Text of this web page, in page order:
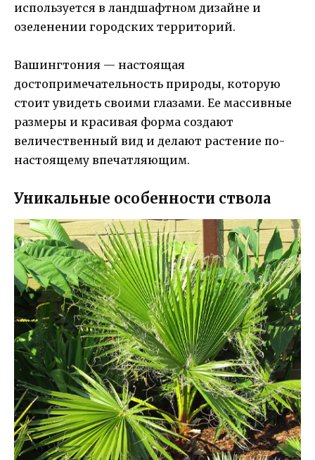
используется в ландшафтном дизайне и
озеленении городских территорий.
Вашингтония — настоящая
достопримечательность природы, которую
стоит увидеть своими глазами. Ее массивные
размеры и красивая форма создают
величественный вид и делают растение по-
настоящему впечатляющим.
Уникальные особенности ствола